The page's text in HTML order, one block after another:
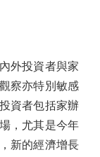
外投資者與家
察亦特別敏感
資者包括家辦
，尤其是今年
新的經濟增長